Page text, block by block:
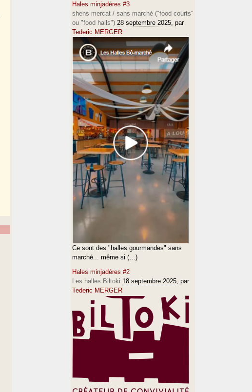
Hales minjadéres #3
shens mercat / sans marché ("food courts"
ou "food halls") 28 septembre 2025, par
Tederic MERGER
Ce sont des "halles gourmandes" sans
marché... même si (…)
Hales minjadéres #2
Les halles Biltoki 18 septembre 2025, par
Tederic MERGER